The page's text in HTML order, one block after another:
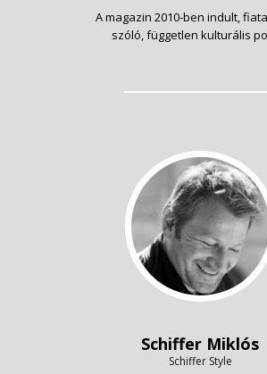
A magazin 2010-ben indult,
szóló, független kulturális
Schiffer Miklós
Schiffer Style